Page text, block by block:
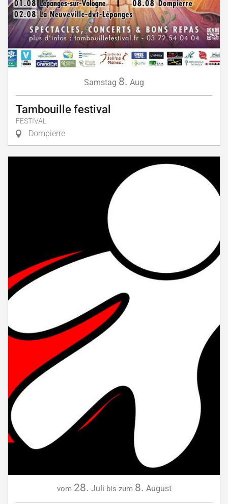
Samstag 8. Aug
Tambouille festival
FESTIVAL
Dompierre
vom 28. Juli bis zum 8. August